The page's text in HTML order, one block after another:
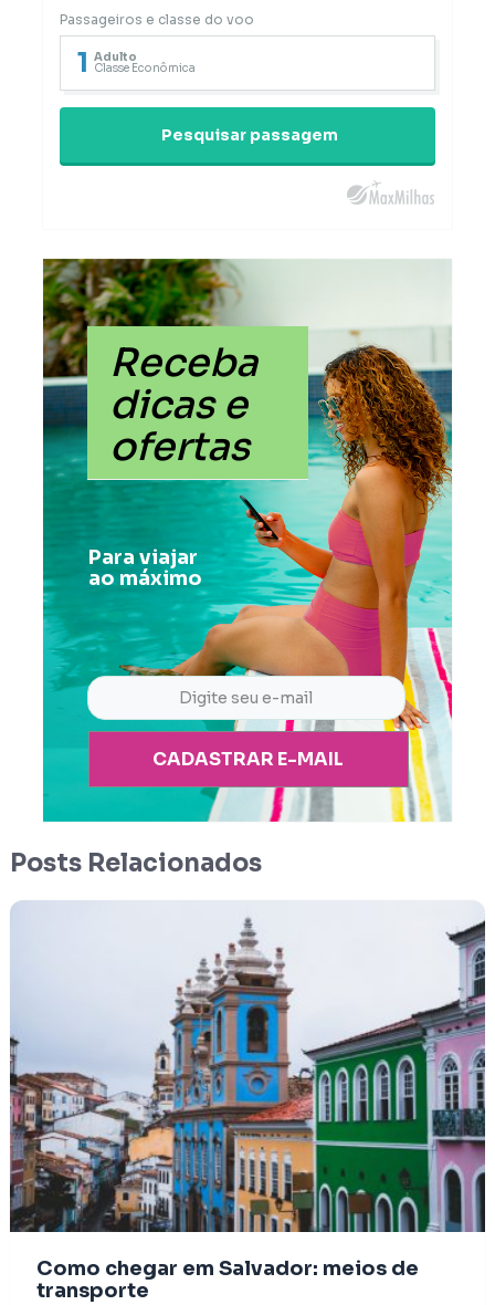
Passageiros e classe do voo
1 Adulto
Classe Econômica
Pesquisar passagem
Receba
dicas e
ofertas
Para viajar
ao máximo
CADASTRAR E-MAIL
Posts Relacionados
Como chegar em Salvador: meios de
transporte